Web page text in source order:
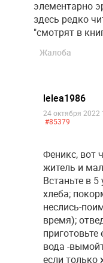
элементарно
здесь редко
"смотрят в
Жалоба
lelea1986
24 октября 2022
#85379
Феникс, вот
житель и
Встаньте в 5
хлеба;
неслись-
время);
приготовьте
вода -
если только